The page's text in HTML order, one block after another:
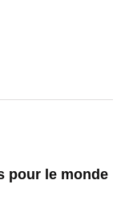
pour le monde